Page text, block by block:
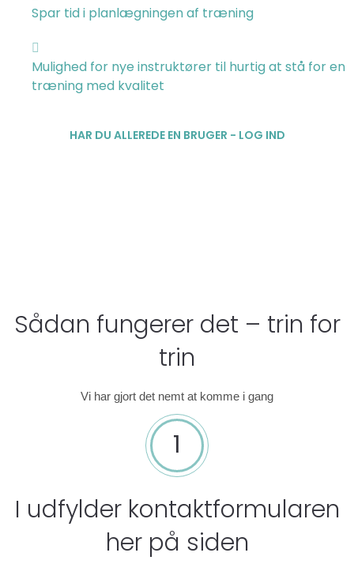
Spar tid i planlægningen af træning
Mulighed for nye instruktører til hurtig at stå for en
træning med kvalitet
HAR DU ALLEREDE EN BRUGER - LOG IND
Sådan fungerer det – trin for
trin
Vi har gjort det nemt at komme i gang
1
I udfylder kontaktformularen
her på siden